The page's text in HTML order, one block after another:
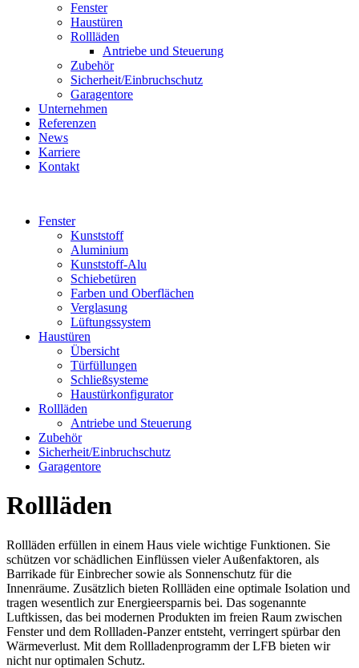
Fenster
Haustüren
Rollläden
Antriebe und Steuerung
Zubehör
Sicherheit/Einbruchschutz
Garagentore
Unternehmen
Referenzen
News
Karriere
Kontakt
Fenster
Kunststoff
Aluminium
Kunststoff-Alu
Schiebetüren
Farben und Oberflächen
Verglasung
Lüftungssystem
Haustüren
Übersicht
Türfüllungen
Schließsysteme
Haustürkonfigurator
Rollläden
Antriebe und Steuerung
Zubehör
Sicherheit/Einbruchschutz
Garagentore
Rollläden
Rollläden erfüllen in einem Haus viele wichtige Funktionen. Sie
schützen vor schädlichen Einflüssen vieler Außenfaktoren, als
Barrikade für Einbrecher sowie als Sonnenschutz für die
Innenräume. Zusätzlich bieten Rollläden eine optimale Isolation und
tragen wesentlich zur Energieersparnis bei. Das sogenannte
Luftkissen, das bei modernen Produkten im freien Raum zwischen
Fenster und dem Rollladen-Panzer entsteht, verringert spürbar den
Wärmeverlust. Mit dem Rollladenprogramm der LFB bieten wir
nicht nur optimalen Schutz.